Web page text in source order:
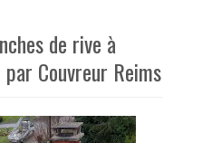
de rive à
Couvreur Reims